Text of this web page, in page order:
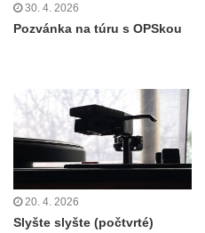
30. 4. 2026
Pozvánka na túru s OPSkou
20. 4. 2026
Slyšte slyšte (počtvrté)